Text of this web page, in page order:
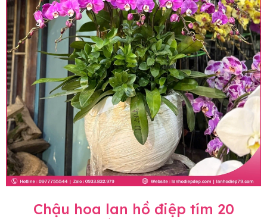
Chậu hoa lan hồ điệp tím 20